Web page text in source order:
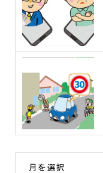
月を選択